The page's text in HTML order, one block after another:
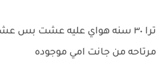
ترا ٣٠ سنه هواي عليه عشت بس
مرتاحه من جانت امي موجوده